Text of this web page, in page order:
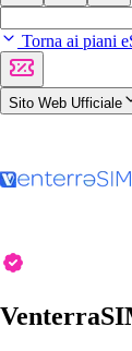
Torna ai piani
Sito Web Ufficiale